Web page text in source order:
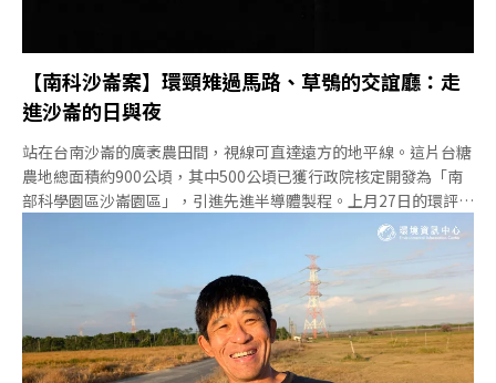
【南科沙崙案】環頸雉過馬路、草鴞的交誼廳：走
進沙崙的日與夜
站在台南沙崙的廣袤農田間，視線可直達遠方的地平線。這片台糖
農地總面積約900公頃，其中500公頃已獲行政院核定開發為「南
部科學園區沙崙園區」，引進先進半導體製程。上月27日的環評會
議上，反對開發的公民團體直指，高科技廠無止境的擴張，正以生
物多樣性為代價，本案如同「踩著草鴞的血淚去前進」。在深入瞭
解開發案件之前，或許先來認識這片台灣南方的土地，以及在此棲
息的神秘鳥類——瀕臨絕種一級保育類東方草鴞。在台南鳥會理事
長潘致遠、台南社大環境行動小組研究員晁瑞光的帶路之下，跟著
《環境資訊中心》一起走進沙崙，見證這片土地的日與夜。沙崙的
日：過馬路的環頸雉離開鋼骨和玻璃構成的台南高鐵站，繞過三井